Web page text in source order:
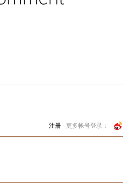
注册 更多帐号登录：